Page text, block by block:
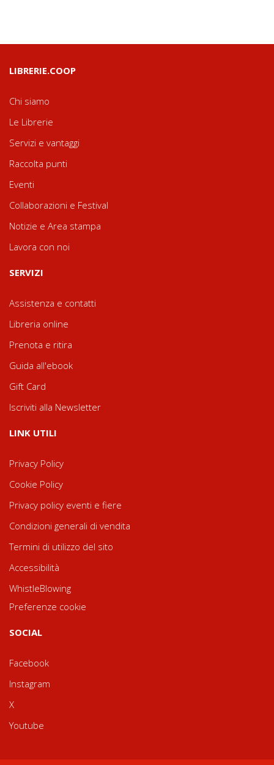
LIBRERIE.COOP
Chi siamo
Le Librerie
Servizi e vantaggi
Raccolta punti
Eventi
Collaborazioni e Festival
Notizie e Area stampa
Lavora con noi
SERVIZI
Assistenza e contatti
Libreria online
Prenota e ritira
Guida all'ebook
Gift Card
Iscriviti alla Newsletter
LINK UTILI
Privacy Policy
Cookie Policy
Privacy policy eventi e fiere
Condizioni generali di vendita
Termini di utilizzo del sito
Accessibilità
WhistleBlowing
Preferenze cookie
SOCIAL
Facebook
Instagram
X
Youtube